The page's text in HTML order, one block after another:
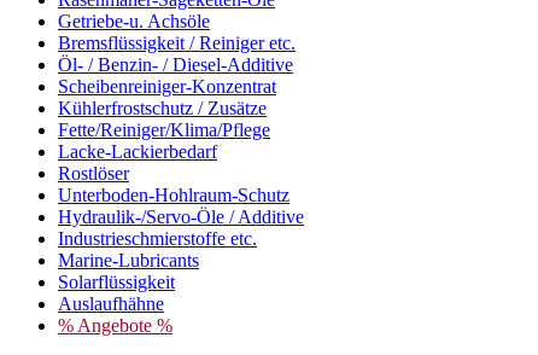
Getriebe-u. Achsöle
Bremsflüssigkeit / Reiniger etc.
Öl- / Benzin- / Diesel-Additive
Scheibenreiniger-Konzentrat
Kühlerfrostschutz / Zusätze
Fette/Reiniger/Klima/Pflege
Lacke-Lackierbedarf
Rostlöser
Unterboden-Hohlraum-Schutz
Hydraulik-/Servo-Öle / Additive
Industrieschmierstoffe etc.
Marine-Lubricants
Solarflüssigkeit
Auslaufhähne
% Angebote %